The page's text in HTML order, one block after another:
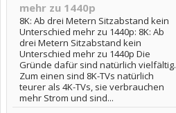
mehr zu 1440p
8K: Ab drei Metern Sitzabstand kein
Unterschied mehr zu 1440p: 8K: Ab
drei Metern Sitzabstand kein
Unterschied mehr zu 1440p Die
Gründe dafür sind natürlich vielfältig.
Zum einen sind 8K-TVs natürlich
teurer als 4K-TVs, sie verbrauchen
mehr Strom und sind...